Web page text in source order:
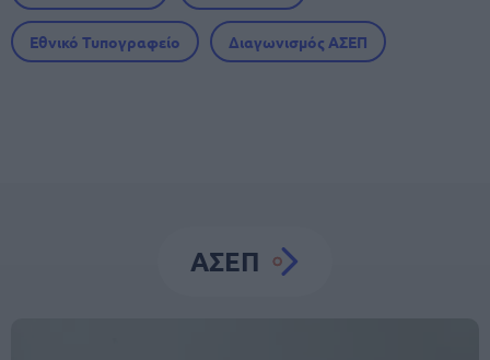
Εθνικό Τυπογραφείο Διαγωνισμός ΑΣΕΠ
ΑΣΕΠ